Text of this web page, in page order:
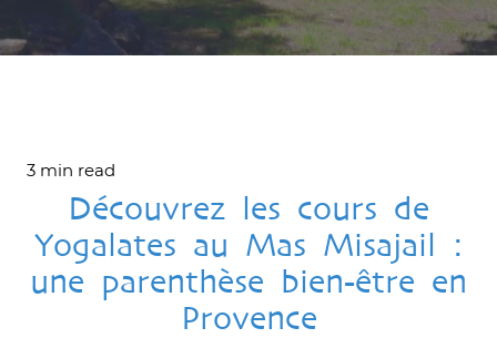
3 min read
Découvrez les cours de
Yogalates au Mas Misajail :
une parenthèse bien-être en
Provence